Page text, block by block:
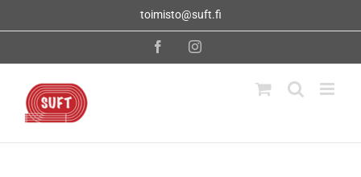
toimisto@suft.fi
FacebookInstagram